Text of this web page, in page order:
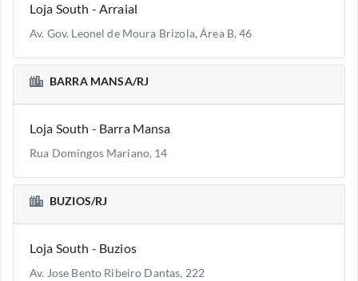
Loja South - Arraial
Av. Gov. Leonel de Moura Brizola, Área B, 46
BARRA MANSA/RJ
Loja South - Barra Mansa
Rua Domingos Mariano, 14
BUZIOS/RJ
Loja South - Buzios
Av. Jose Bento Ribeiro Dantas, 222